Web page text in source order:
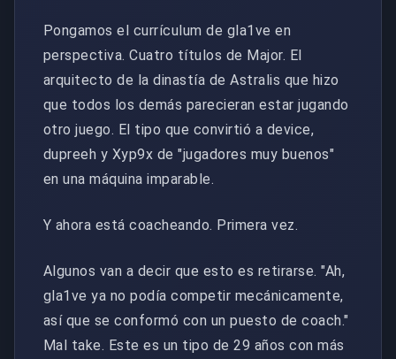
Pongamos el currículum de gla1ve en
perspectiva. Cuatro títulos de Major. El
arquitecto de la dinastía de Astralis que hizo
que todos los demás parecieran estar jugando
otro juego. El tipo que convirtió a device,
dupreeh y Xyp9x de "jugadores muy buenos"
en una máquina imparable.
Y ahora está coacheando. Primera vez.
Algunos van a decir que esto es retirarse. "Ah,
gla1ve ya no podía competir mecánicamente,
así que se conformó con un puesto de coach."
Mal take. Este es un tipo de 29 años con más